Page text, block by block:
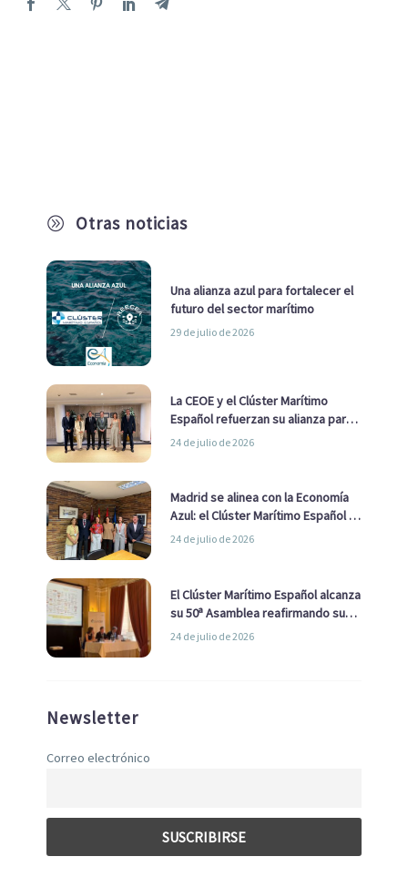
A Otras noticias
Una alianza azul para fortalecer el
futuro del sector marítimo
29 de julio de 2026
La CEOE y el Clúster Marítimo
Español refuerzan su alianza para
impulsar una estrategia Nacional
24 de julio de 2026
Madrid se alinea con la Economía
Azul: el Clúster Marítimo Español y
la Real Liga Naval avanzan alianzas
24 de julio de 2026
El Clúster Marítimo Español alcanza
su 50ª Asamblea reafirmando su
liderazgo en la Economía Azul
24 de julio de 2026
Newsletter
Correo electrónico